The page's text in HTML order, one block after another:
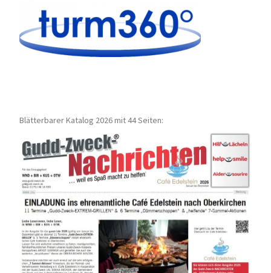
Blätterbarer Katalog 2026 mit 44 Seiten: